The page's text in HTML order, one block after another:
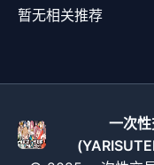
暂无相关推荐
一次